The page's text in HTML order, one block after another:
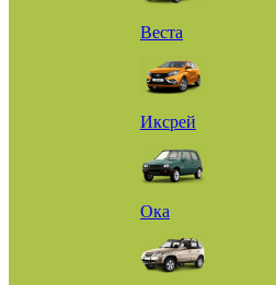
Веста
Иксрей
Ока